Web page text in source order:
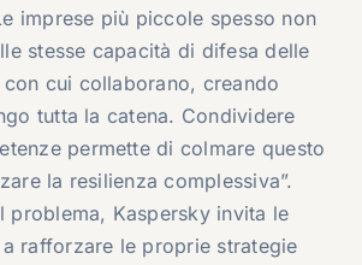
imprese più piccole spesso non
stesse capacità di difesa delle
cui collaborano, creando
tutta la catena. Condividere
permette di colmare questo
la resilienza complessiva”.
problema, Kaspersky invita le
rafforzare le proprie strategie